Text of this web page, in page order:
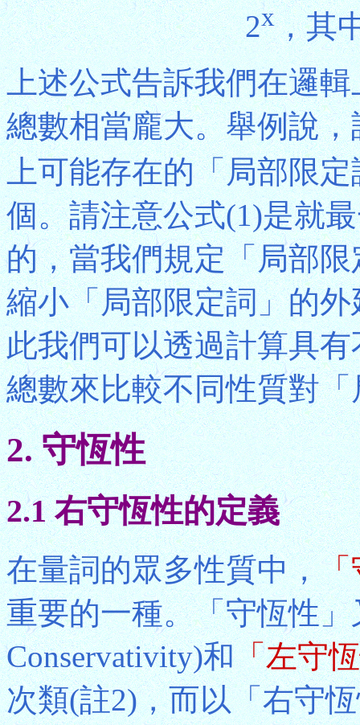
2x，其
上述公式告訴我們在邏
總數相當龐大。舉例說
上可能存在的「局部限
個。請注意公式(1)是就
的，當我們規定「局部
縮小「局部限定詞」的
此我們可以透過計算具
總數來比較不同性質對
2. 守恆性
2.1 右守恆性的定義
在量詞的眾多性質中，「
重要的一種。「守恆性
Conservativity)和「左守
次類(註2)，而以「右守